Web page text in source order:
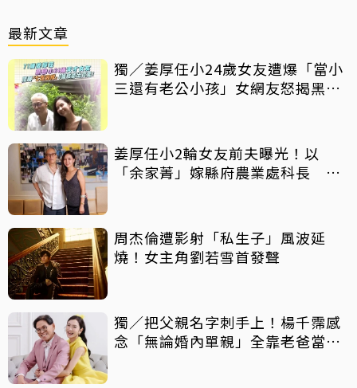
最新文章
獨／姜厚任小24歲女友遭爆「當小
三還有老公小孩」女網友怒揭黑歷
姜厚任小2輪女友前夫曝光！以
「余家菁」嫁縣府農業處科長 交
周杰倫遭影射「私生子」風波延
燒！女主角劉若雪首發聲
獨／把父親名字刺手上！楊千霈感
念「無論婚內單親」全靠老爸當後